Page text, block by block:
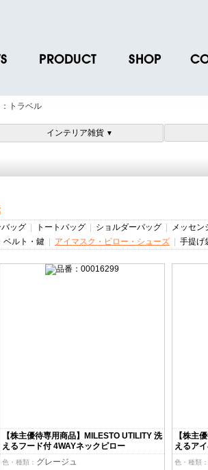
ス
PRODUCT
プロダクトデータ
ノベルティグッズ
SHOP
BRUNO POINT リク
トラベル
インテリア雑貨 ▼
ッグ トートバッグ ショルダーバッグ メッセン
ベルト・鍵 アイマスク・ピロー・シューズ 手提げ
【株主優待専用商品】MILESTO UTILITY 洗
えるフード付 4WAYネックピロー
色・種類： グレージュ
【株主
えるア
色・種類：